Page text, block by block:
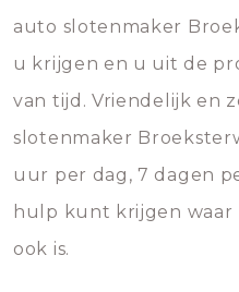
auto slotenmaker
u krijgen en u uit de
van tijd. Vriendelijk en
slotenmaker
uur per dag, 7 dagen
hulp kunt krijgen waar
ook is.